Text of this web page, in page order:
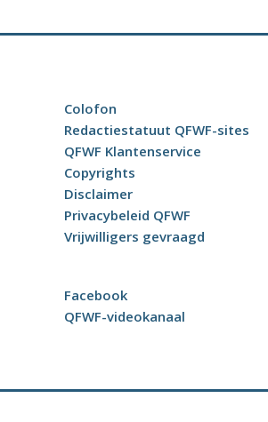
Colofon
Redactiestatuut QFWF-sites
QFWF Klantenservice
Copyrights
Disclaimer
Privacybeleid QFWF
Vrijwilligers gevraagd
Facebook
QFWF-videokanaal